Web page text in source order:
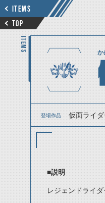
ITEMS
TOP
ITEMS
か
登場作品 仮面ライ
■説明
レジェンドライダ